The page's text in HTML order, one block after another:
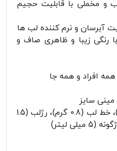
با قابلیت حجیم
آبرسان و نرم کننده لب ها
رنگی زیبا و ظاهری صاف و
افراد و همه جا
• وزن خط چشم (0.8 گرم)، خط لب (0.8 گرم)، رژلب (1.5